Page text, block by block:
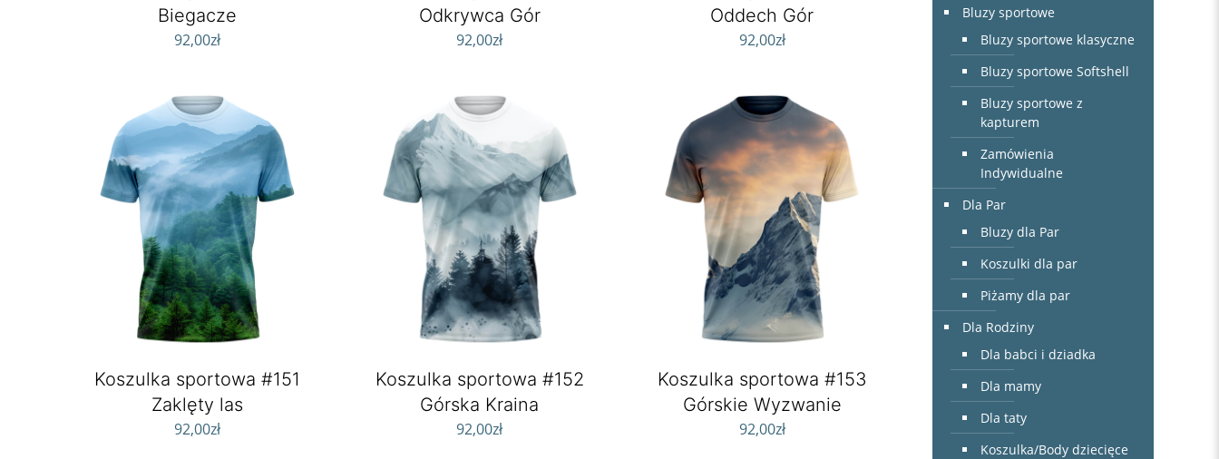
Biegacze
92,00zł
Odkrywca Gór
92,00zł
Oddech Gór
92,00zł
Koszulka sportowa #151
Zaklęty las
92,00zł
Koszulka sportowa #152
Górska Kraina
92,00zł
Koszulka sportowa #153
Górskie Wyzwanie
92,00zł
Bluzy sportowe
Bluzy sportowe klasyczne
Bluzy sportowe Softshell
Bluzy sportowe z
kapturem
Zamówienia
Indywidualne
Dla Par
Bluzy dla Par
Koszulki dla par
Piżamy dla par
Dla Rodziny
Dla babci i dziadka
Dla mamy
Dla taty
Koszulka/Body dziecięce